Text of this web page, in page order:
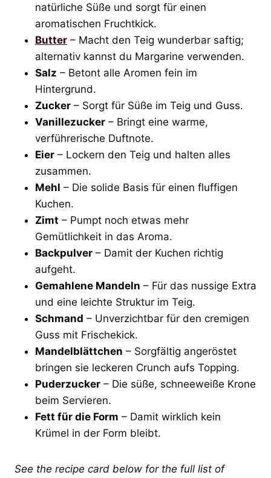
natürliche Süße und sorgt für einen
aromatischen Fruchtkick.
Butter – Macht den Teig wunderbar saftig;
alternativ kannst du Margarine verwenden.
Salz – Betont alle Aromen fein im
Hintergrund.
Zucker – Sorgt für Süße im Teig und Guss.
Vanillezucker – Bringt eine warme,
verführerische Duftnote.
Eier – Lockern den Teig und halten alles
zusammen.
Mehl – Die solide Basis für einen fluffigen
Kuchen.
Zimt – Pumpt noch etwas mehr
Gemütlichkeit in das Aroma.
Backpulver – Damit der Kuchen richtig
aufgeht.
Gemahlene Mandeln – Für das nussige Extra
und eine leichte Struktur im Teig.
Schmand – Unverzichtbar für den cremigen
Guss mit Frischekick.
Mandelblättchen – Sorgfältig angeröstet
bringen sie leckeren Crunch aufs Topping.
Puderzucker – Die süße, schneeweiße Krone
beim Servieren.
Fett für die Form – Damit wirklich kein
Krümel in der Form bleibt.
See the recipe card below for the full list of